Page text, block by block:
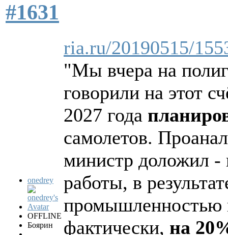
#1631
onedrey
OFFLINE
Боярин
ria.ru/20190515/
"Мы вчера на
говорили на этот
2027 года
самолетов.
министр доложил -
работы, в
промышленностью
фактически, на